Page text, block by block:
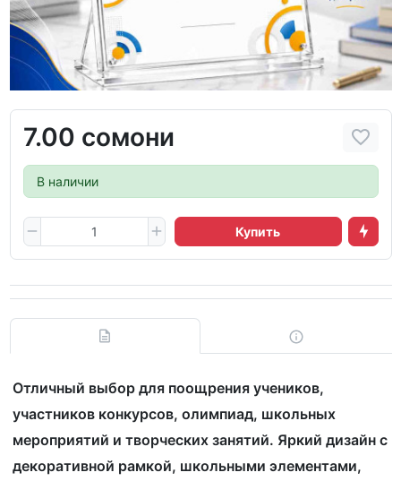
7.00 сомони
В наличии
Купить
Отличный выбор для поощрения учеников,
участников конкурсов, олимпиад, школьных
мероприятий и творческих занятий. Яркий дизайн с
декоративной рамкой, школьными элементами,